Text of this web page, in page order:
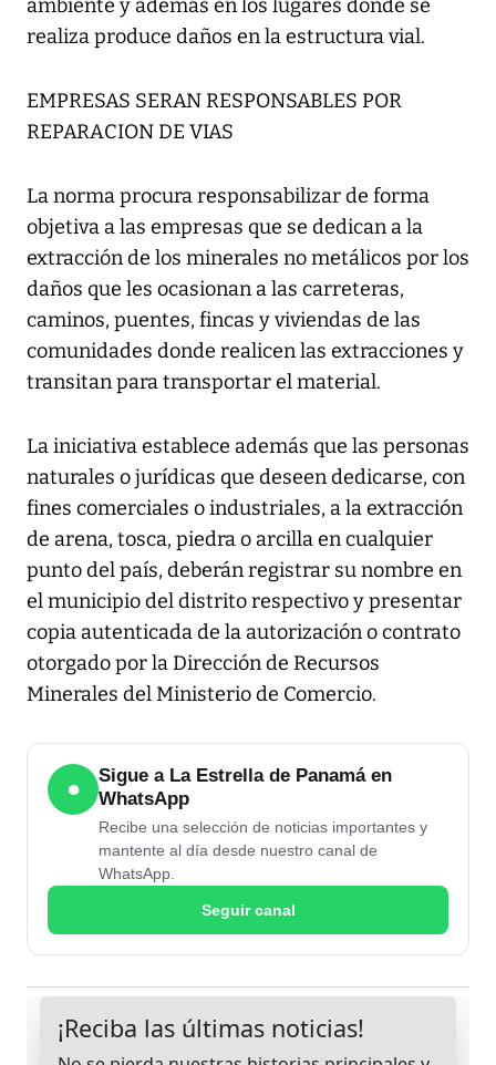
ambiente y además en los lugares donde se
realiza produce daños en la estructura vial.
EMPRESAS SERAN RESPONSABLES POR
REPARACION DE VIAS
La norma procura responsabilizar de forma
objetiva a las empresas que se dedican a la
extracción de los minerales no metálicos por los
daños que les ocasionan a las carreteras,
caminos, puentes, fincas y viviendas de las
comunidades donde realicen las extracciones y
transitan para transportar el material.
La iniciativa establece además que las personas
naturales o jurídicas que deseen dedicarse, con
fines comerciales o industriales, a la extracción
de arena, tosca, piedra o arcilla en cualquier
punto del país, deberán registrar su nombre en
el municipio del distrito respectivo y presentar
copia autenticada de la autorización o contrato
otorgado por la Dirección de Recursos
Minerales del Ministerio de Comercio.
●
Sigue a La Estrella de Panamá en
WhatsApp
Recibe una selección de noticias importantes y
mantente al día desde nuestro canal de
WhatsApp.
Seguir canal